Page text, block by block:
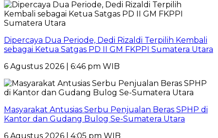
Dipercaya Dua Periode, Dedi Rizaldi Terpilih Kembali
sebagai Ketua Satgas PD II GM FKPPI Sumatera Utara
6 Agustus 2026 | 6:46 pm WIB
Masyarakat Antusias Serbu Penjualan Beras SPHP di
Kantor dan Gudang Bulog Se-Sumatera Utara
6 Agustus 2026 | 4:05 pm WIB